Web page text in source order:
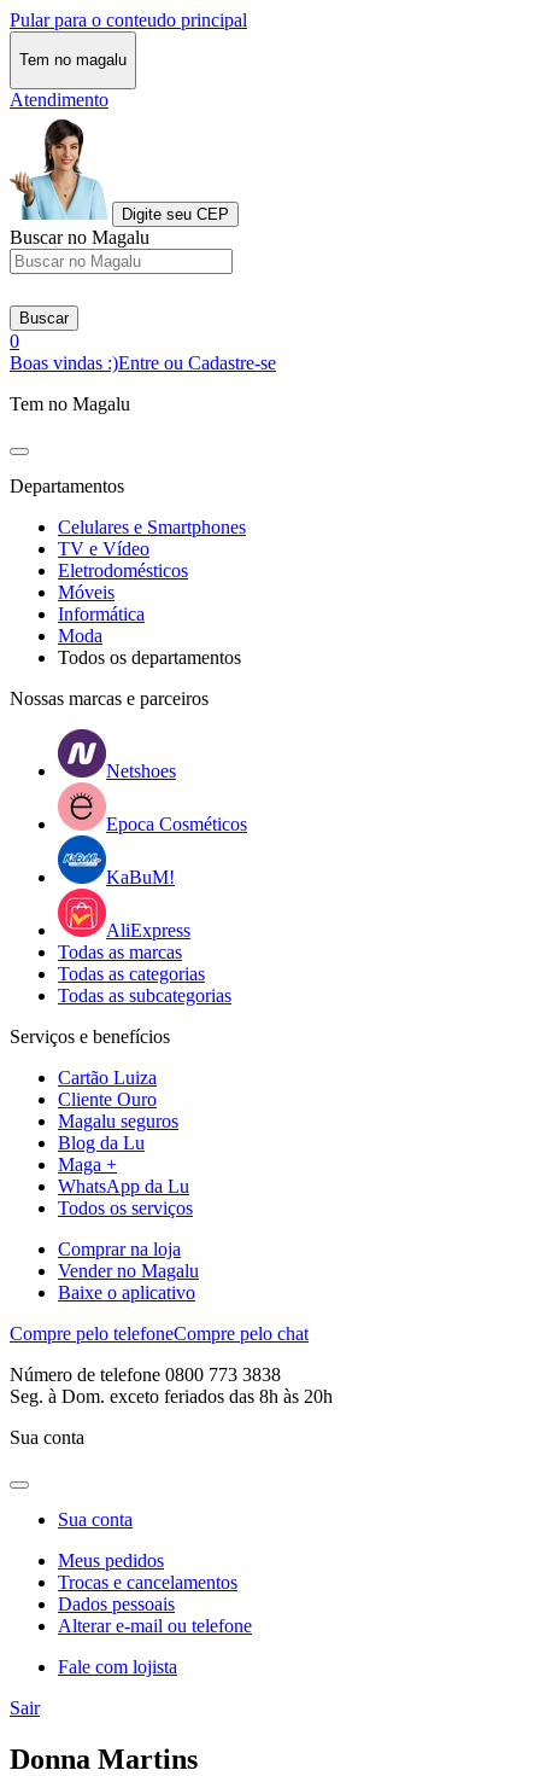
Pular para o conteudo principal
Tem no magalu
Atendimento
Digite seu CEP
Buscar no Magalu
Buscar
0
Boas vindas :)Entre ou Cadastre-se
Tem no Magalu
Departamentos
Celulares e Smartphones
TV e Vídeo
Eletrodomésticos
Móveis
Informática
Moda
Todos os departamentos
Nossas marcas e parceiros
Netshoes
Epoca Cosméticos
KaBuM!
AliExpress
Todas as marcas
Todas as categorias
Todas as subcategorias
Serviços e benefícios
Cartão Luiza
Cliente Ouro
Magalu seguros
Blog da Lu
Maga +
WhatsApp da Lu
Todos os serviços
Comprar na loja
Vender no Magalu
Baixe o aplicativo
Compre pelo telefoneCompre pelo chat
Número de telefone 0800 773 3838
Seg. à Dom. exceto feriados das 8h às 20h
Sua conta
Sua conta
Meus pedidos
Trocas e cancelamentos
Dados pessoais
Alterar e-mail ou telefone
Fale com lojista
Sair
Donna Martins